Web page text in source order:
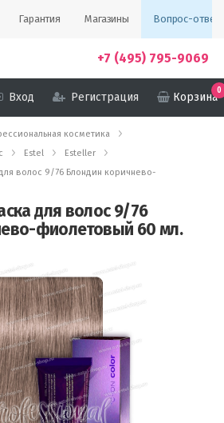
Гарантия Магазины Вопрос-ответ
+7 (495) 795-9069
Вход Регистрация Корзина
0
косметика
Estel
Esteller
волос 9/76 Блондин коричнево-
для волос 9/76
фиолетовый 60 мл.